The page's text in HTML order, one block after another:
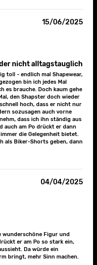
15/06/2025
nicht alltagstauglich
toll - endlich mal Shapewear,
bin ich jedes Mal
es brauche. Doch kaum gehe
den Shapster doch wieder
hoch, dass er nicht nur
sozusagen auch vorne
dass ich ihn ständig aus
auch am Po drückt er dann
die Gelegenheit bietet.
als Biker-Shorts geben, dann
04/04/2025
wunderschöne Figur und
er am Po so stark ein,
Da würde ein
bringt, mehr Sinn machen.